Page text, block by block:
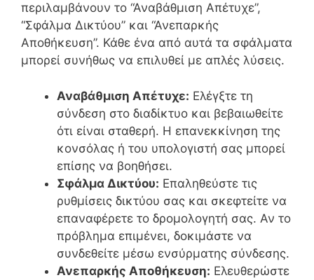
περιλαμβάνουν το “Αναβάθμιση Απέτυχε”,
“Σφάλμα Δικτύου” και “Ανεπαρκής
Αποθήκευση”. Κάθε ένα από αυτά τα σφάλματα
μπορεί συνήθως να επιλυθεί με απλές λύσεις.
Αναβάθμιση Απέτυχε: Ελέγξτε τη
σύνδεση στο διαδίκτυο και βεβαιωθείτε
ότι είναι σταθερή. Η επανεκκίνηση της
κονσόλας ή του υπολογιστή σας μπορεί
επίσης να βοηθήσει.
Σφάλμα Δικτύου: Επαληθεύστε τις
ρυθμίσεις δικτύου σας και σκεφτείτε να
επαναφέρετε το δρομολογητή σας. Αν το
πρόβλημα επιμένει, δοκιμάστε να
συνδεθείτε μέσω ενσύρματης σύνδεσης.
Ανεπαρκής Αποθήκευση: Ελευθερώστε